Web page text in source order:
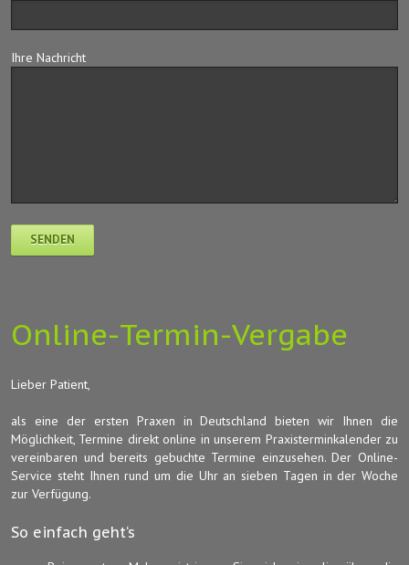
Ihre Nachricht
Online-Termin-Vergabe
Lieber Patient,
als eine der ersten Praxen in Deutschland bieten wir Ihnen die
Möglichkeit, Termine direkt online in unserem Praxisterminkalender zu
vereinbaren und bereits gebuchte Termine einzusehen. Der Online-
Service steht Ihnen rund um die Uhr an sieben Tagen in der Woche
zur Verfügung.
So einfach geht‘s